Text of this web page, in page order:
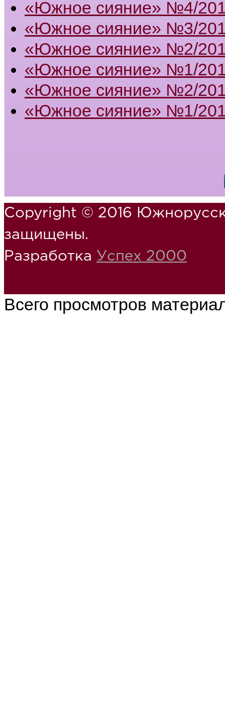
«Южное сияние» №4/
«Южное сияние» №3/
«Южное сияние» №2/
«Южное сияние» №1/
«Южное сияние» №2/
«Южное сияние» №1/
Copyright © 2016
защищены.
Разработка Успех 2000
Всего просмотров